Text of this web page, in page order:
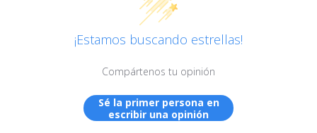
¡Estamos buscando estrellas!
Compártenos tu opinión
Sé la primer persona en
escribir una opinión